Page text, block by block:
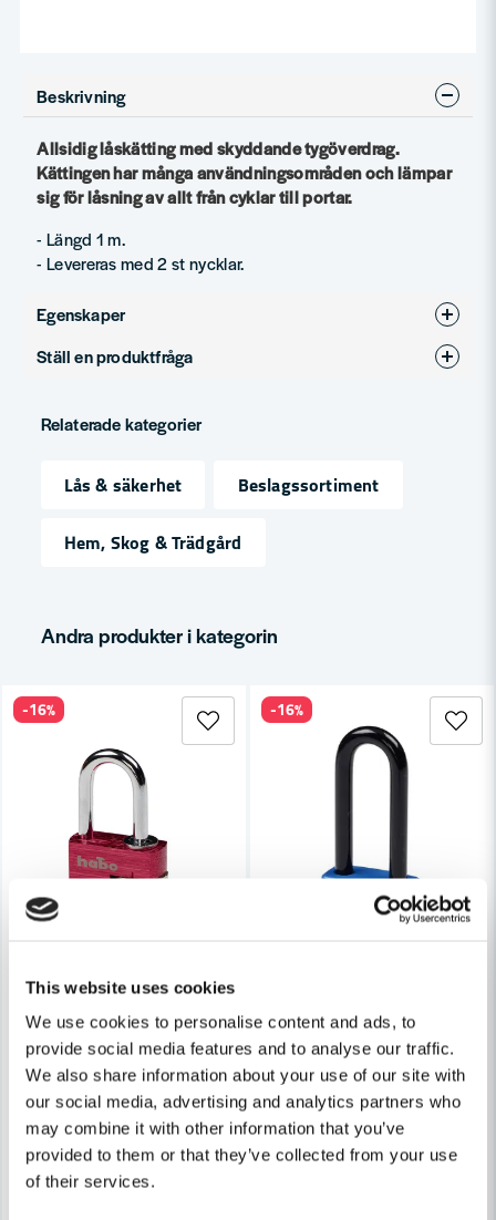
This website uses cookies
We use cookies to personalise content and ads, to
provide social media features and to analyse our traffic.
We also share information about your use of our site with
our social media, advertising and analytics partners who
may combine it with other information that you’ve
provided to them or that they’ve collected from your use
of their services.
Beskrivning
Allsidig låskätting med skyddande tygöverdrag.
Kättingen har många användningsområden och lämpar
sig för låsning av allt från cyklar till portar.
- Längd 1 m.
- Levereras med 2 st nycklar.
Egenskaper
Produkttyp
Ställ en produktfråga
Fråga oss något om denna produkten...
Namn
Ja, ni får publicera min fråga
Relaterade kategorier
Lås & säkerhet
Beslagssortiment
Hem, Skog & Trädgård
Andra produkter i kategorin
HABO
Habo Hänglås 203-30 Kombi Röd SB
101 kr
85 kr
Leveranstid ifrån leverantör ca
7-10 arbetsdagar
-16%
HABO
Habo Hänglås 704-40HB63
129 kr
109 kr
Leveranstid ifrån leverantör ca
-16%